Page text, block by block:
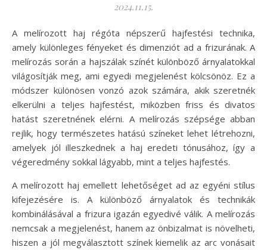
2024.11.15.
A melírozott haj régóta népszerű hajfestési technika,
amely különleges fényeket és dimenziót ad a frizurának. A
melírozás során a hajszálak színét különböző árnyalatokkal
világosítják meg, ami egyedi megjelenést kölcsönöz. Ez a
módszer különösen vonzó azok számára, akik szeretnék
elkerülni a teljes hajfestést, miközben friss és divatos
hatást szeretnének elérni. A melírozás szépsége abban
rejlik, hogy természetes hatású színeket lehet létrehozni,
amelyek jól illeszkednek a haj eredeti tónusához, így a
végeredmény sokkal lágyabb, mint a teljes hajfestés.
A melírozott haj emellett lehetőséget ad az egyéni stílus
kifejezésére is. A különböző árnyalatok és technikák
kombinálásával a frizura igazán egyedivé válik. A melírozás
nemcsak a megjelenést, hanem az önbizalmat is növelheti,
hiszen a jól megválasztott színek kiemelik az arc vonásait